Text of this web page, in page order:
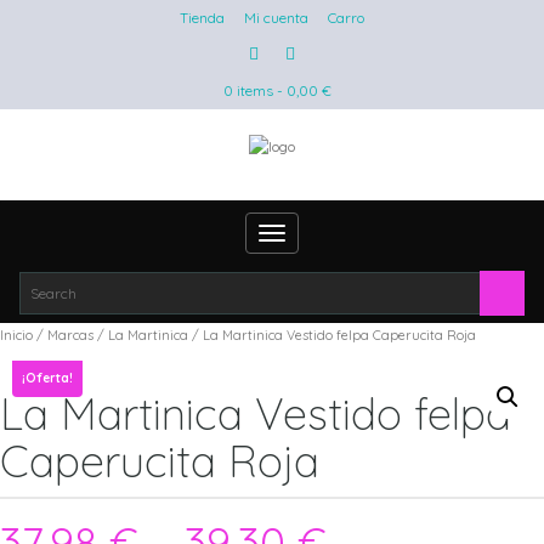
Tienda Mi cuenta Carro
0 items - 0,00 €
Toggle
navigation
Inicio / Marcas / La Martinica / La Martinica Vestido felpa Caperucita Roja
¡Oferta!
La Martinica Vestido felpa
Caperucita Roja